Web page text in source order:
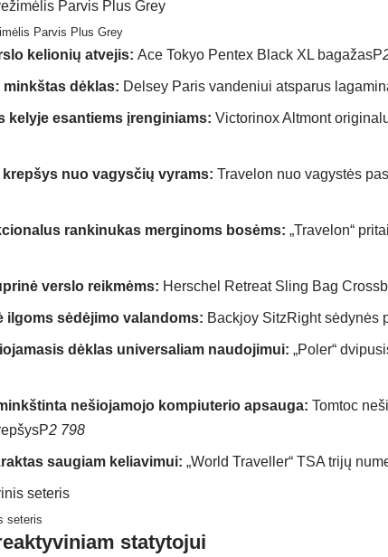
Parvis Plus Grey
kelionių atvejis: Ace Tokyo Pentex Black XL bagažasP
dėklas: Delsey Paris vandeniui atsparus
kelyje esantiems įrenginiams: Victorinox Altmont
nuo vagysčių vyrams: Travelon nuo vagystės
rankinukas merginoms bosėms: „Travelon“
verslo reikmėms: Herschel Retreat Sling Bag
ilgoms sėdėjimo valandoms: Backjoy SitzRight sėdynės
dėklas universaliam naudojimui: „Poler“
nešiojamojo kompiuterio apsauga: Tomtoc
P2 798
saugiam keliavimui: „World Traveller“ TSA trijų
seteris
statytojui